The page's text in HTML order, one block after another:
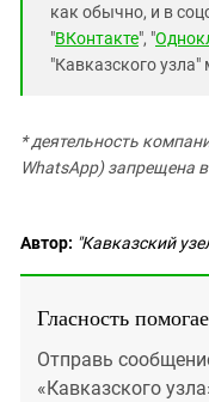
как обычно, и в
"ВКонтакте", "
"Кавказского
* деятельность
WhatsApp) запрещена
Автор: "Кавказский
Гласность
Отправь
«Кавказского